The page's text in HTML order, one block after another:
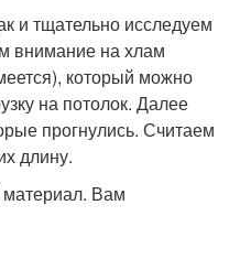
и тщательно исследуем
внимание на хлам
который можно
на потолок. Далее
прогнулись. Считаем
длину.
Вам